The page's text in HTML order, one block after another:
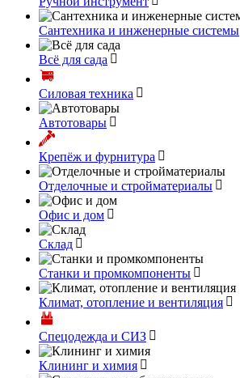
Сантехника и инженерные системы
Всё для сада
Силовая техника
Автотовары
Крепёж и фурнитура
Отделочные и стройматериалы
Офис и дом
Склад
Станки и промкомпоненты
Климат, отопление и вентиляция
Спецодежда и СИЗ
Клининг и химия